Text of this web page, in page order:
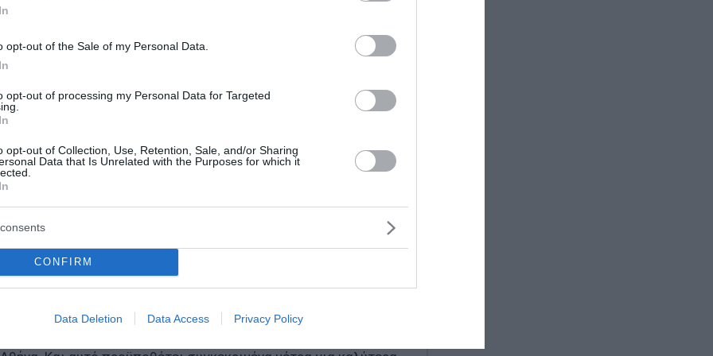
opt-out of the Sale of my Personal Data.
opt-out of processing my Personal Data for Targeted
opt-out of Collection, Use, Retention, Sale, and/or Sharing
Data that Is Unrelated with the Purposes for which it
CONFIRM
Data Deletion Data Access Privacy Policy
εισφορές. Έτσι ώστε η Ελλάδα να συνεχίσει να
που ήδη έχουμε χαράξει, εκπλήσσοντας πάντοτε ευχάριστα.
λαϊκών στρωμάτων για υψηλότερα εισοδήματα».
χωροταξικό και πολεοδομικό πλαίσιο. «Ήδη κλείνουμε
για τις ανανεώσιμες πηγές ενέργειας και για τον
σχέδια. Όλα αυτά αν προχωρήσουν ομαλά, αλλά
ταυτόχρονα στην προστασία του περιβάλλοντος και στην
ανάγκη. «Έχουμε το δεύτερο οξύτερο δημογραφικό μετά την
οικογένεια, θα έχουμε ζήτημα και στο εθνικό, αλλά προφανώς
και την κοινωνική κινητικότητα. «Χρειαζόμαστε
που μεγαλώνουν σε ορεινά χωριά, σε νησιά, στην